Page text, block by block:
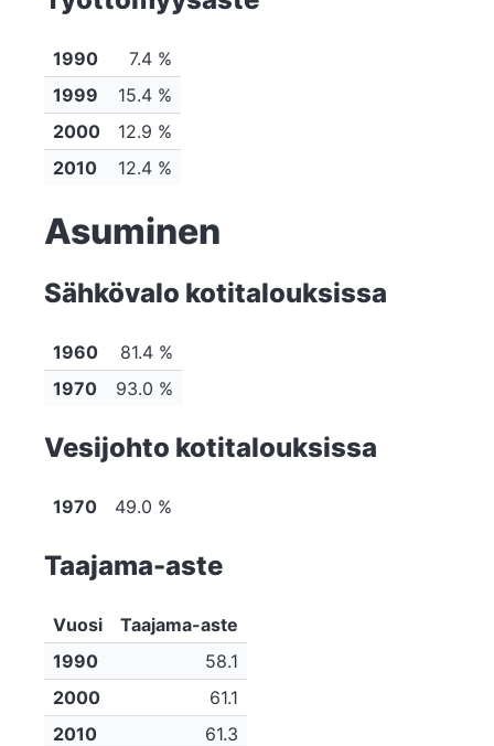
1990
7.4 %
1999
15.4 %
2000
12.9 %
2010
12.4 %
Asuminen
Sähkövalo kotitalouksissa
1960
81.4 %
1970
93.0 %
Vesijohto kotitalouksissa
1970 49.0 %
Taajama-aste
Vuosi
Taajama-aste
1990
58.1
2000
61.1
2010
61.3